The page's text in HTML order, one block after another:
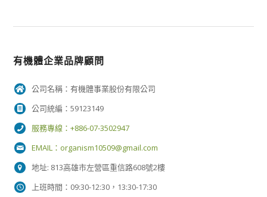
有機體企業品牌顧問
公司名稱：有機體事業股份有限公司
公司統編：59123149
服務專線：+886-07-3502947
EMAIL： organism10509@gmail.com
地址: 813高雄市左營區重信路608號2樓
上班時間：09:30-12:30，13:30-17:30